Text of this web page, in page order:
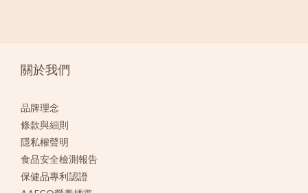
關於我們
品牌理念
條款與細則
隱私權聲明
食品安全檢測報告
保健品專利認證